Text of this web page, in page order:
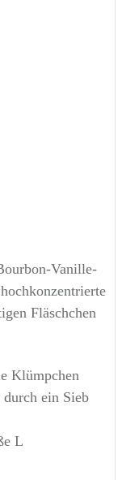
Vanille-
Fläschchen
Klümpchen
durch ein Sieb
L